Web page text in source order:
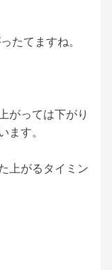
たてますね。
がっては下がり
ます。
上がるタイミン